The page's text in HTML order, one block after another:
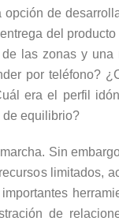
de
del
las zonas y
por teléfono?
era el perfil
de equilibrio?
Sin
limitados,
de